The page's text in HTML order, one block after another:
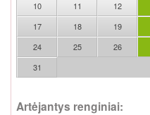
10 11 12
17
18 19
24
25 26
31
Artėjantys renginiai: